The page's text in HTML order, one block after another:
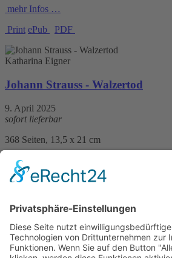
mehr Infos …
Print ePub PDF
Katharina Eigner
Johann Strauss - Walzertod
9. April 2025
sofort lieferbar
368 Seiten, 13,5 x 21 cm
Print 17,50 € / E-Book 13,99 €
mehr Infos …
Katharina Eigner